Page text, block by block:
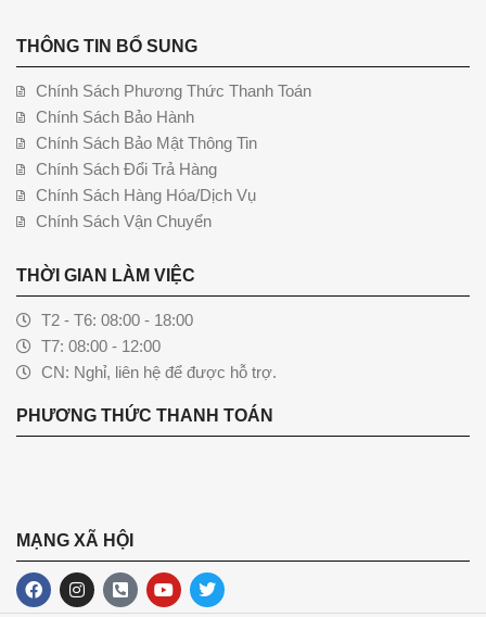
THÔNG TIN BỔ SUNG
Chính Sách Phương Thức Thanh Toán
Chính Sách Bảo Hành
Chính Sách Bảo Mật Thông Tin
Chính Sách Đổi Trả Hàng
Chính Sách Hàng Hóa/Dịch Vụ
Chính Sách Vận Chuyển
THỜI GIAN LÀM VIỆC
T2 - T6: 08:00 - 18:00
T7: 08:00 - 12:00
CN: Nghỉ, liên hệ để được hỗ trợ.
PHƯƠNG THỨC THANH TOÁN
MẠNG XÃ HỘI